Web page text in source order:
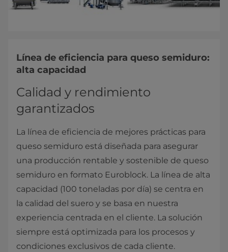
Línea de eficiencia para queso semiduro:
alta capacidad
Calidad y rendimiento
garantizados
La línea de eficiencia de mejores prácticas para
queso semiduro está diseñada para asegurar
una producción rentable y sostenible de queso
semiduro en formato Euroblock. La línea de alta
capacidad (100 toneladas por día) se centra en
la calidad del suero y se basa en nuestra
experiencia centrada en el cliente. La solución
siempre está optimizada para los procesos y
condiciones exclusivos de cada cliente.